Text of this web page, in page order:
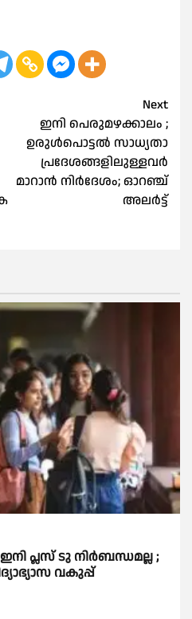
Next
ഇനി പെരുമഴക്കാലം ;
ഉരുള്‍പൊട്ടല്‍ സാധ്യതാ
പ്രദേശങ്ങളിലുള്ളവര്‍
മാറാൻ നിര്‍ദേശം; ഓറഞ്ച്
അലര്‍ട്ട്
പ്ലസ് ടു നിര്‍ബന്ധമല്ല ;
വകുപ്പ്